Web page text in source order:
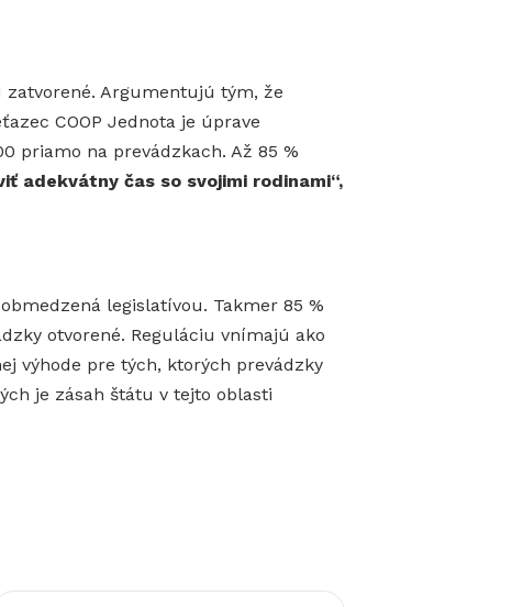
zatvorené. Argumentujú tým, že
COOP Jednota je úprave
priamo na prevádzkach. Až 85 %
adekvátny čas so svojimi rodinami“,
legislatívou. Takmer 85 %
otvorené. Reguláciu vnímajú ako
výhode pre tých, ktorých prevádzky
je zásah štátu v tejto oblasti